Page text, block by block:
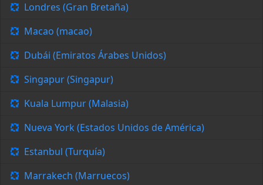
Londres (Gran Bretaña)
Macao (macao)
Dubái (Emiratos Árabes Unidos)
Singapur (Singapur)
Kuala Lumpur (Malasia)
Nueva York (Estados Unidos de América)
Estanbul (Turquía)
Marrakech (Marruecos)